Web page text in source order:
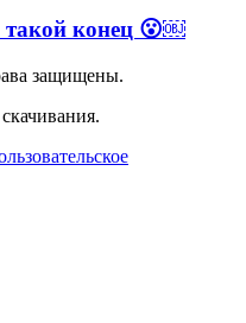
такой конец 😮￼
защищены.